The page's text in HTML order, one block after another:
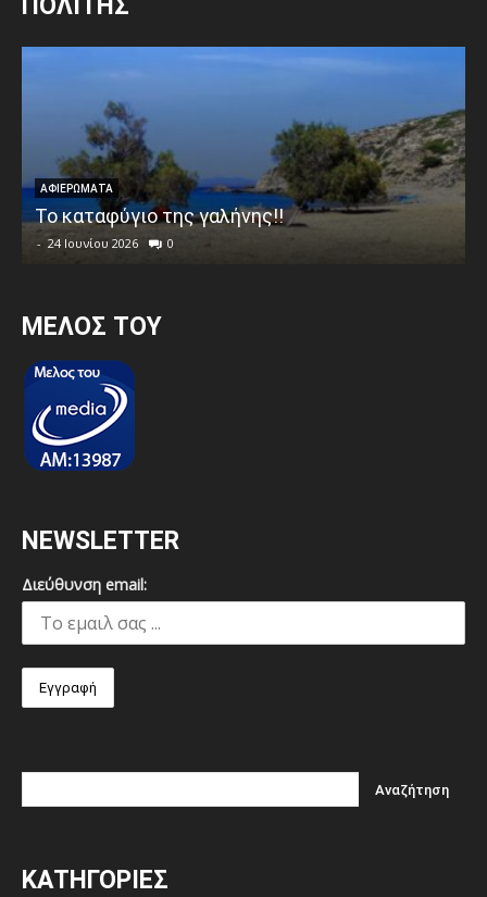
ΑΦΙΕΡΩΜΑΤΑ
Το καταφύγιο της γαλήνης!!
- 24 Ιουνίου 2026 0
MEΛΟΣ ΤΟΥ
NEWSLETTER
Διεύθυνση email:
ΚΑΤΗΓΟΡΙΕΣ